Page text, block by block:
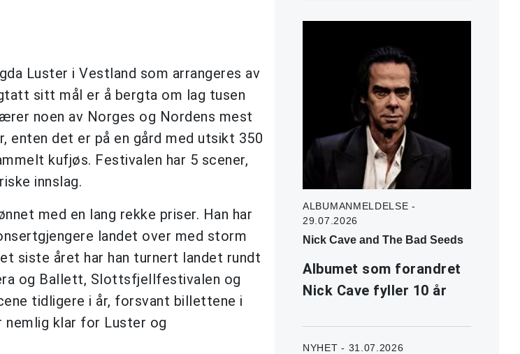
Luster i Vestland som arrangeres av
sitt mål er å bergta om lag tusen
noen av Norges og Nordens mest
enten det er på en gård med utsikt 350
kufjøs. Festivalen har 5 scener,
innslag.
med en lang rekke priser. Han har
landet over med storm
siste året har han turnert landet rundt
og Ballett, Slottsfjellfestivalen og
tidligere i år, forsvant billettene i
nemlig klar for Luster og
ALBUMANMELDELSE -
29.07.2026
Nick Cave and The Bad Seeds
Albumet som forandret
Nick Cave fyller 10 år
NYHET - 31.07.2026